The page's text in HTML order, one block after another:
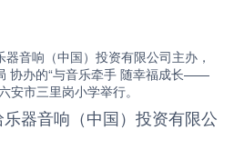
音响（中国）投资有限公司主办，
协办的“与音乐牵手 随幸福成长——
安市三里岗小学举行。
器音响（中国）投资有限公